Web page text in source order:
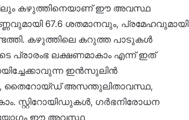
കഴുത്തിനെയാണ് ഈ അവസ്ഥ
67.6 ശതമാനവും, പ്രമേഹവുമായി
കഴുത്തിലെ കറുത്ത പാടുകൾ
പ്രാരംഭ ലക്ഷണമാകാം എന്ന് ഇത്
ഇൻസുലിൻ
, തൈറോയ്ഡ് അസന്തുലിതാവസ്ഥ,
സ്റ്റിറോയിഡുകൾ, ഗർഭനിരോധന
ഈ അവസ്ഥ